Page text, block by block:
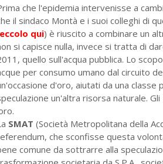
che l'epidemia intervenisse a
il sindaco Montà e i suoi colleghi di
eccolo qui) è riuscito a combinare un
si capisce nulla, invece si tratta di
quello sull'acqua pubblica. Lo
per consumo umano dal circuito
d'oro, aiutati da una
un'altra risorsa naturale.
SMAT (Società Metropolitana della
che sconfisse questa
comune da sottrarre alla